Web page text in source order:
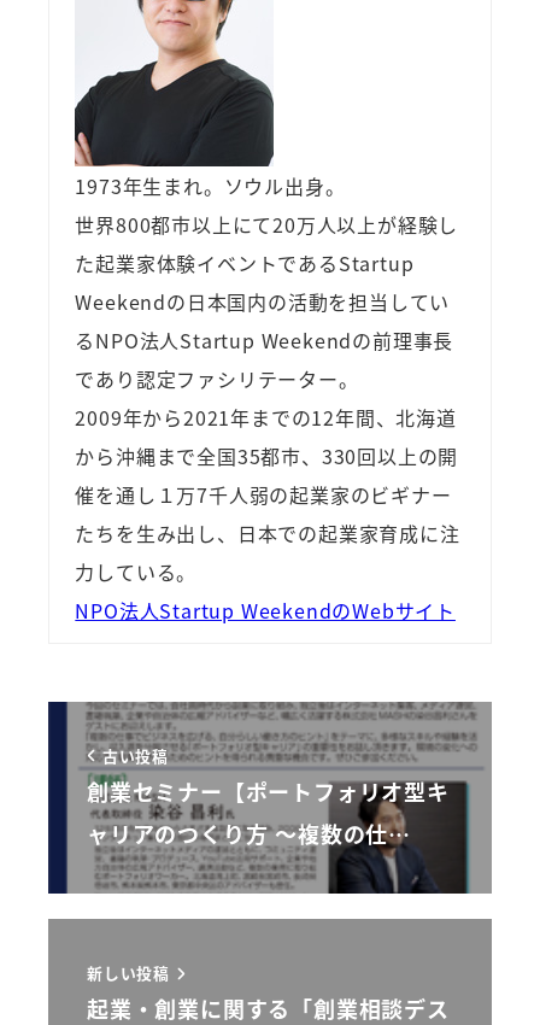
1973年生まれ。ソウル出身。
世界800都市以上にて20万人以上が経験し
た起業家体験イベントであるStartup
Weekendの日本国内の活動を担当してい
るNPO法人Startup Weekendの前理事長
であり認定ファシリテーター。
2009年から2021年までの12年間、北海道
から沖縄まで全国35都市、330回以上の開
催を通し１万7千人弱の起業家のビギナー
たちを生み出し、日本での起業家育成に注
力している。
NPO法人Startup WeekendのWebサイト
古い投稿
創業セミナー【ポートフォリオ型キ
ャリアのつくり方 ～複数の仕…
新しい投稿
起業・創業に関する「創業相談デス